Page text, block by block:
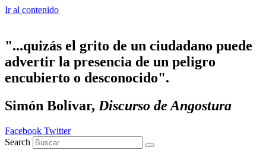
Ir al contenido
"...quizás el grito de un ciudadano puede
advertir la presencia de un peligro
encubierto o desconocido".
Simón Bolívar, Discurso de Angostura
Facebook Twitter
Search